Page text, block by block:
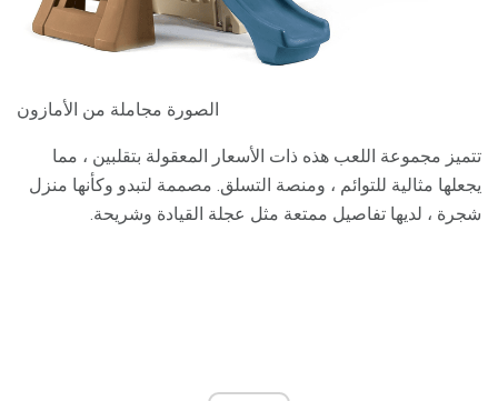
الصورة مجاملة من الأمازون
تتميز مجموعة اللعب هذه ذات الأسعار المعقولة بتقلبين ، مما
يجعلها مثالية للتوائم ، ومنصة التسلق. مصممة لتبدو وكأنها منزل
شجرة ، لديها تفاصيل ممتعة مثل عجلة القيادة وشريحة.